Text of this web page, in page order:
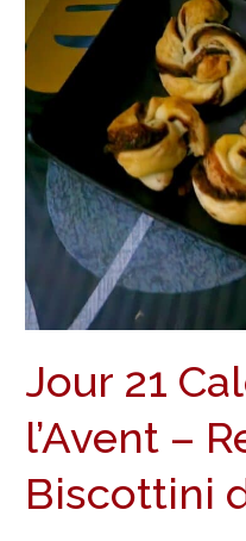
Jour 21
l’Avent –
Biscottini
Calendrier
de
l’Avent
–
Recette
de
Biscottini
Natale